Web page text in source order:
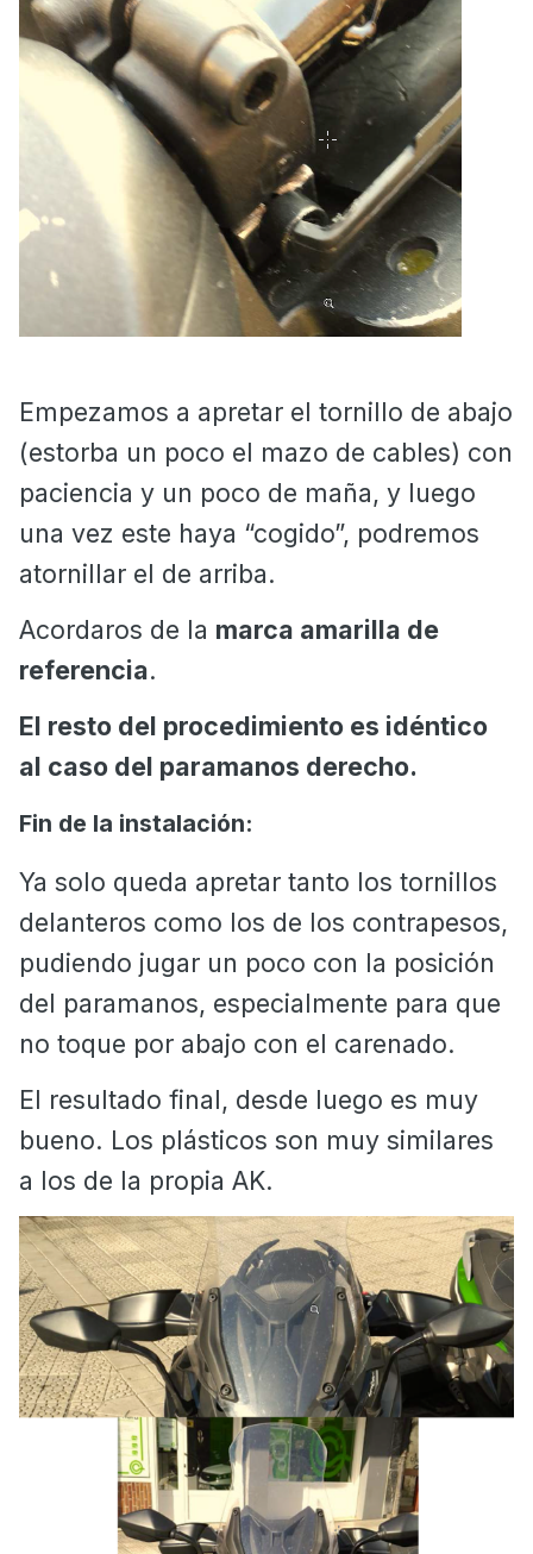
Empezamos a apretar el tornillo de abajo
(estorba un poco el mazo de cables) con
paciencia y un poco de maña, y luego
una vez este haya “cogido”, podremos
atornillar el de arriba.
Acordaros de la marca amarilla de
referencia.
El resto del procedimiento es idéntico
al caso del paramanos derecho.
Fin de la instalación:
Ya solo queda apretar tanto los tornillos
delanteros como los de los contrapesos,
pudiendo jugar un poco con la posición
del paramanos, especialmente para que
no toque por abajo con el carenado.
El resultado final, desde luego es muy
bueno. Los plásticos son muy similares
a los de la propia AK.